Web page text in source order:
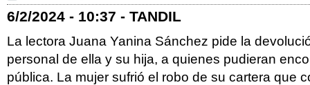
6/2/2024 - 10:37 - TANDIL
La lectora Juana Yanina Sánchez pide la
personal de ella y su hija, a quienes pudieran
pública. La mujer sufrió el robo de su cartera que